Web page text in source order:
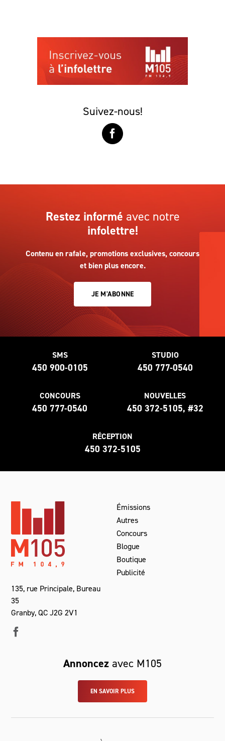
Suivez-nous!
Restez informé avec notre
infolettre!
Contenu en rafale, promotions exclusives, concours
et bien plus encore.
JE M'ABONNE
SMS
450 900-0105
STUDIO
450 777-0540
CONCOURS
450 777-0540
NOUVELLES
450 372-5105, #32
RÉCEPTION
450 372-5105
135, rue Principale, Bureau
35
Granby, QC J2G 2V1
Émissions
Autres
Concours
Blogue
Boutique
Publicité
Annoncez avec M105
EN SAVOIR PLUS